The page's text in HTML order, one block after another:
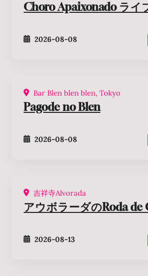
Choro Apaixonado ライ
2026-08-08
Bar Blen blen blen, Tokyo
Pagode no Blen
2026-08-08
吉祥寺Alvorada
アウボラーダのRoda de
2026-08-13